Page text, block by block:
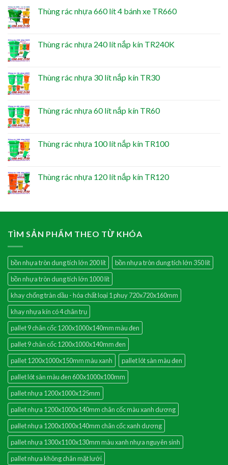
Thùng rác nhựa 660 lít 4 bánh xe TR660
Thùng rác nhựa 240 lít nắp kín TR240K
Thùng rác nhựa 30 lít nắp kín TR30
Thùng rác nhựa 60 lít nắp kín TR60
Thùng rác nhựa 100 lít nắp kín TR100
Thùng rác nhựa 120 lít nắp kín TR120
TÌM SẢN PHẨM THEO TỪ KHÓA
bồn nhựa tròn dung tích lớn 200 lít
bồn nhựa tròn dung tích lớn 350 lít
bồn nhựa tròn dung tích lớn 1000 lít
khay chống tràn dầu - hóa chất loại 1 phuy 720x720x160mm
khay nhựa kín có 4 chân trụ
pallet 9 chân cốc 1200x1000x140mm màu đen
pallet 9 chân cốc 1200x1000x140mm đen
pallet 1200x1000x150mm màu xanh
pallet lót sàn màu đen
pallet lót sàn màu đen 600x1000x100mm
pallet nhựa 1200x1000x125mm
pallet nhựa 1200x1000x140mm chân cốc màu xanh dương
pallet nhựa 1200x1000x140mm chân cốc xanh dương
pallet nhựa 1300x1100x130mm màu xanh nhựa nguyên sinh
pallet nhựa không chân mặt lưới